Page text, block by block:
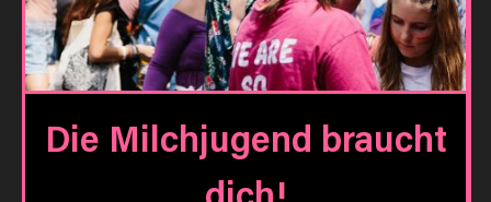
Die Milchjugend braucht